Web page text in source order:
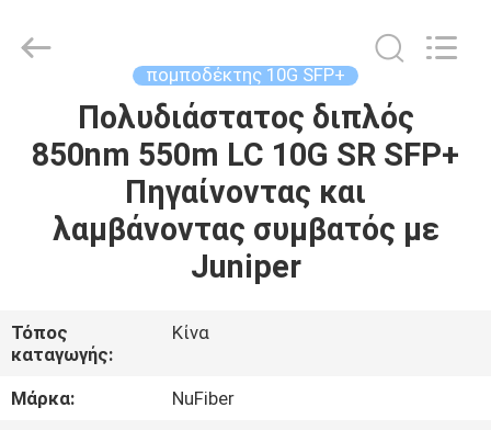
ΠΡΟΪΌΝΤΑ
ΠΕΡΊΠΟΥ
ΓΎΡΟΣ
ΕΡΓΟΣΤΑΣΊΩΝ
Co.,Ltd.
πομποδέκτης 10G SFP+
Πολυδιάστατος διπλός
850nm 550m LC 10G SR SFP+
Πηγαίνοντας και
λαμβάνοντας συμβατός με
Juniper
Τόπος
καταγωγής:
Κίνα
Μάρκα:
NuFiber